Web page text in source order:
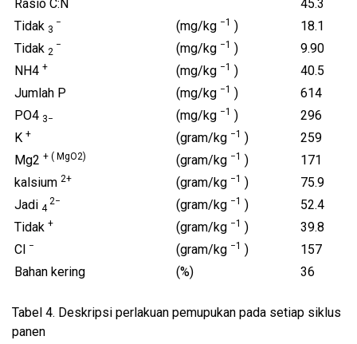
Rasio C:N
45.3
Tidak 3
− (mg/kg −1 )
18.1
Tidak 2
− (mg/kg −1 )
9.90
NH4 + (mg/kg −1 )
40.5
Jumlah P
(mg/kg −1 )
614
PO4 3− (mg/kg −1 )
296
K + (gram/kg −1 )
259
Mg2 + ( MgO2) (gram/kg −1 )
171
kalsium 2+ (gram/kg −1 )
75.9
Jadi 4
2− (gram/kg −1 )
52.4
Tidak + (gram/kg −1 )
39.8
Cl − (gram/kg −1 )
157
Bahan kering
(%) 36
Tabel 4. Deskripsi perlakuan pemupukan pada setiap siklus
panen